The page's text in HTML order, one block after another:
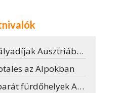
Ausztriában
az Alpokban
Ausztriában